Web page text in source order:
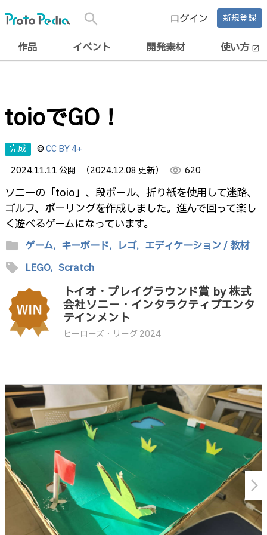
search ログイン 新規登録
作品 イベント 開発素材 使い方 open_in_new
toioでGO！
完成 ©CC BY 4+
2024.11.11 公開
（2024.12.08 更新） visibility 620
ソニーの「toio」、段ボール、折り紙を使用して迷路、
ゴルフ、ボーリングを作成しました。進んで回って楽し
く遊べるゲームになっています。
folder ゲーム, キーボード, レゴ, エディケーション / 教材
sell LEGO, Scratch
トイオ・プレイグラウンド賞 by 株式
会社ソニー・インタラクティブエンタ
テインメント
ヒーローズ・リーグ 2024
arrow_forward_ios